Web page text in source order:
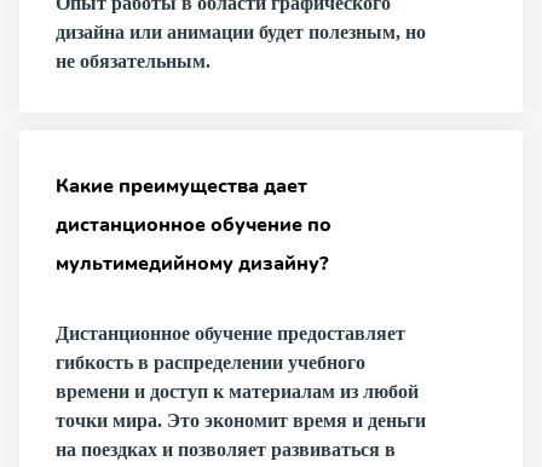
дизайна или анимации будет полезным, но
не обязательным.
Какие преимущества дает
дистанционное обучение по
мультимедийному дизайну?
Дистанционное обучение предоставляет
гибкость в распределении учебного
времени и доступ к материалам из любой
точки мира. Это экономит время и деньги
на поездках и позволяет развиваться в